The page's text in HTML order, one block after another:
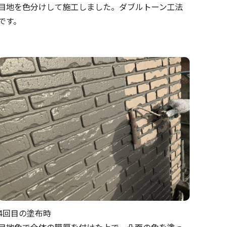
地を色分けして施工しました。ダブルトーン工法
す。
回目の塗布時